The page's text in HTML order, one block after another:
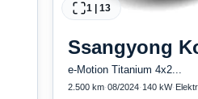
1 | 13
Ssangyong
e-Motion Titanium 4x2...
2.500 km·08/2024· 140 kW·